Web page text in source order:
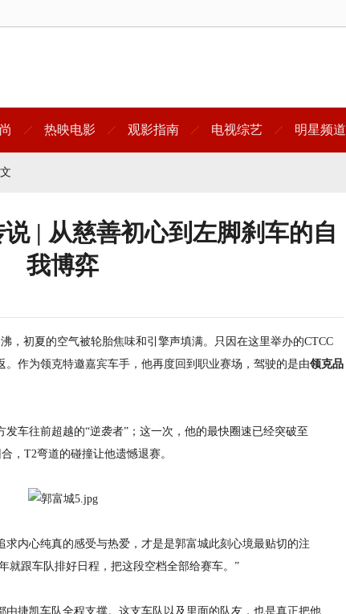
热映电影 观影指南 电视综艺 明星频道
| 从慈善初心到左脚刹车的自
我博弈
，初夏的空气被轮胎焦味和引擎声填满。只因在这里举办的CTCC
作为领克特邀嘉宾车手，他再度回到职业赛场，驾驶的是由领克品
发车往前超越的“逆袭者”；这一次，他的最快圈速已经突破至
，T2弯道的碰撞让他遗憾退赛。
内心纯真的感受与热爱，才是是郭富城此刻心境最贴切的注
就跟车队排好日程，把这段空档全部给赛车。”
捷凯车队全程支撑。这支车队以及里面的队友，也是真正把他